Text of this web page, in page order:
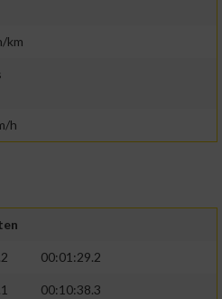
km
h
00:01:29.2
00:10:38.3